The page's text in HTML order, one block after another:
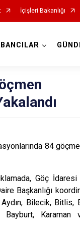
İçişleri Bakanlığı
84
Göç
Başkanlığı
Bilecik, Bitlis,
Karaman